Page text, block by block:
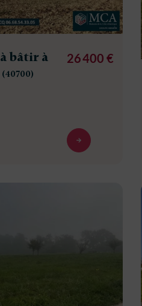
bâtir à
(40700)
26 400 €